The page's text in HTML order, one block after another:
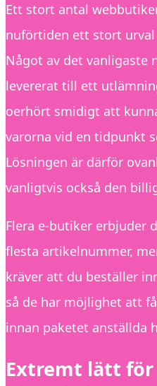
Ett stort antal
nuförtiden ett stort
Något av det vanligaste
levererat till ett
oerhört smidigt att
varorna vid en tidpunkt
Lösningen är därför
vanligtvis också den
Flera e-butiker erbjuder
flesta artikelnummer,
kräver att du beställer
så de har möjlighet att
innan paketet anställda
Extremt lätt för